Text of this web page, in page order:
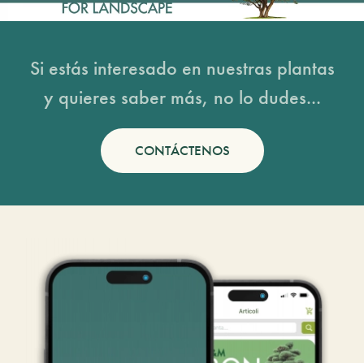
Si estás interesado en nuestras plantas
y quieres saber más, no lo dudes...
CONTÁCTENOS